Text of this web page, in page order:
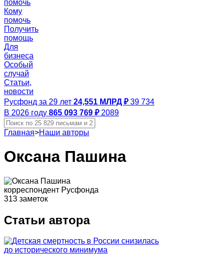
помочь
Кому
помочь
Получить
помощь
Для
бизнеса
Особый
случай
Статьи,
новости
Русфонд за 29 лет 24,551 МЛРД ₽ 39 734
В 2026 году 865 093 769 ₽ 2089
Главная>Наши авторы
Оксана Пашина
корреспондент Русфонда
313 заметок
Статьи автора